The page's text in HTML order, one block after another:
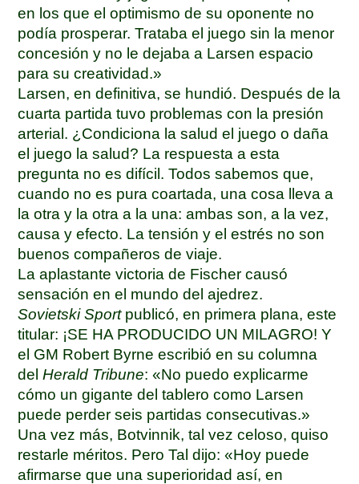
en los que el optimismo de su oponente no
podía prosperar. Trataba el juego sin la menor
concesión y no le dejaba a Larsen espacio
para su creatividad.»
Larsen, en definitiva, se hundió. Después de la
cuarta partida tuvo problemas con la presión
arterial. ¿Condiciona la salud el juego o daña
el juego la salud? La respuesta a esta
pregunta no es difícil. Todos sabemos que,
cuando no es pura coartada, una cosa lleva a
la otra y la otra a la una: ambas son, a la vez,
causa y efecto. La tensión y el estrés no son
buenos compañeros de viaje.
La aplastante victoria de Fischer causó
sensación en el mundo del ajedrez.
Sovietski Sport publicó, en primera plana, este
titular: ¡SE HA PRODUCIDO UN MILAGRO! Y
el GM Robert Byrne escribió en su columna
delHerald Tribune: «No puedo explicarme
cómo un gigante del tablero como Larsen
puede perder seis partidas consecutivas.»
Una vez más, Botvinnik, tal vez celoso, quiso
restarle méritos. Pero Tal dijo: «Hoy puede
afirmarse que una superioridad así, en